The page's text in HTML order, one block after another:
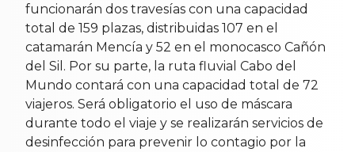
funcionarán dos travesías con una capacidad
total de 159 plazas, distribuidas 107 en el
catamarán Mencía y 52 en el monocasco Cañón
del Sil. Por su parte, la ruta fluvial Cabo del
Mundo contará con una capacidad total de 72
viajeros. Será obligatorio el uso de máscara
durante todo el viaje y se realizarán servicios de
desinfección para prevenir lo contagio por la